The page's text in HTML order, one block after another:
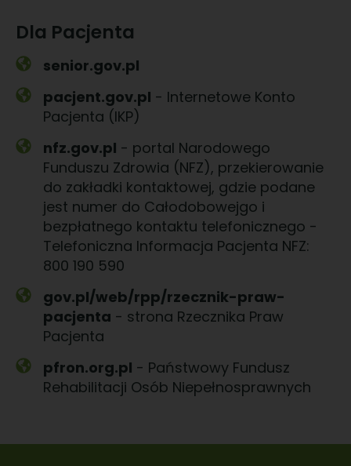
Dla Pacjenta
senior.gov.pl
pacjent.gov.pl - Internetowe Konto
Pacjenta (IKP)
nfz.gov.pl - portal Narodowego
Funduszu Zdrowia (NFZ), przekierowanie
do zakładki kontaktowej, gdzie podane
jest numer do Całodobowejgo i
bezpłatnego kontaktu telefonicznego -
Telefoniczna Informacja Pacjenta NFZ:
800 190 590
gov.pl/web/rpp/rzecznik-praw-
pacjenta - strona Rzecznika Praw
Pacjenta
pfron.org.pl - Państwowy Fundusz
Rehabilitacji Osób Niepełnosprawnych